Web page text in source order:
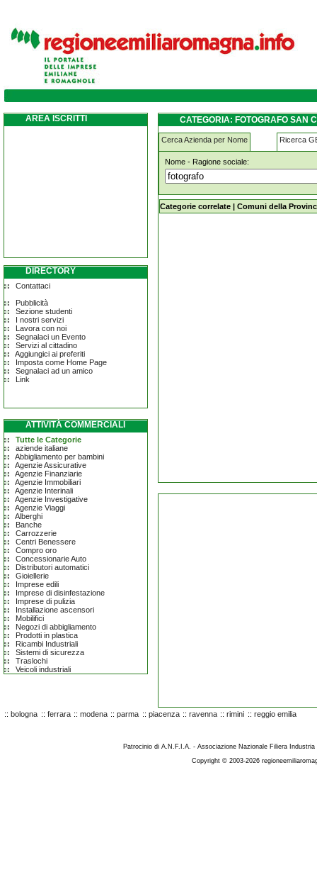
fotografo san-cesario-sul-panaro
AREA ISCRITTI
DIRECTORY
Contattaci
Pubblicità
Sezione studenti
I nostri servizi
Lavora con noi
Segnalaci un Evento
Servizi al cittadino
Aggiungici ai preferiti
Imposta come Home Page
Segnalaci ad un amico
Link
ATTIVITÀ COMMERCIALI
Tutte le Categorie
aziende italiane
Abbigliamento per bambini
Agenzie Assicurative
Agenzie Finanziarie
Agenzie Immobiliari
Agenzie Interinali
Agenzie Investigative
Agenzie Viaggi
Alberghi
Banche
Carrozzerie
Centri Benessere
Compro oro
Concessionarie Auto
Distributori automatici
Gioiellerie
Imprese edili
Imprese di disinfestazione
Imprese di pulizia
Installazione ascensori
Mobilifici
Negozi di abbigliamento
Prodotti in plastica
Ricambi Industriali
Sistemi di sicurezza
Traslochi
Veicoli industriali
CATEGORIA: FOTOGRAFO SAN
Cerca Azienda per Nome Ricerca
Nome - Ragione sociale:
fotografo san-cesario-sul-panaro
Categorie correlate | Comuni della
:: bologna :: ferrara :: modena :: parma :: piacenza :: ravenna :: rimini :: reggio emilia
Patrocinio di A.N.F.I.A. - Associazione Nazionale Filiera
Copyright © 2003-2026